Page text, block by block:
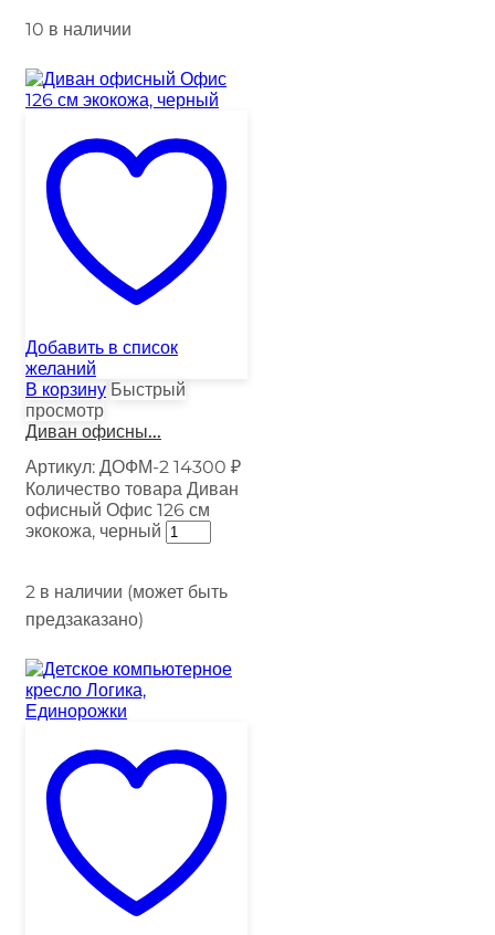
10 в наличии
Добавить в список
желаний
В корзину Быстрый
просмотр
Диван офисны...
Артикул: ДОФМ-2 14300 ₽
Количество товара Диван
офисный Офис 126 см
экокожа, черный
2 в наличии (может быть
предзаказано)